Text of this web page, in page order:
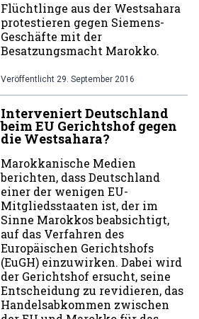
Flüchtlinge aus der Westsahara
protestieren gegen Siemens-
Geschäfte mit der
Besatzungsmacht Marokko.
Veröffentlicht 29. September 2016
Interveniert Deutschland
beim EU Gerichtshof gegen
die Westsahara?
Marokkanische Medien
berichten, dass Deutschland
einer der wenigen EU-
Mitgliedsstaaten ist, der im
Sinne Marokkos beabsichtigt,
auf das Verfahren des
Europäischen Gerichtshofs
(EuGH) einzuwirken. Dabei wird
der Gerichtshof ersucht, seine
Entscheidung zu revidieren, das
Handelsabkommen zwischen